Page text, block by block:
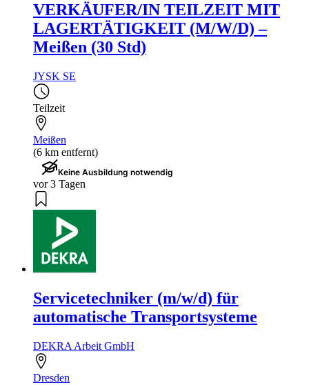
VERKÄUFER/IN TEILZEIT MIT
LAGERTÄTIGKEIT (M/W/D) –
Meißen (30 Std)
JYSK SE
Teilzeit
Meißen
(6 km entfernt)
Keine Ausbildung notwendig
vor 3 Tagen
Servicetechniker (m/w/d) für
automatische Transportsysteme
DEKRA Arbeit GmbH
Dresden